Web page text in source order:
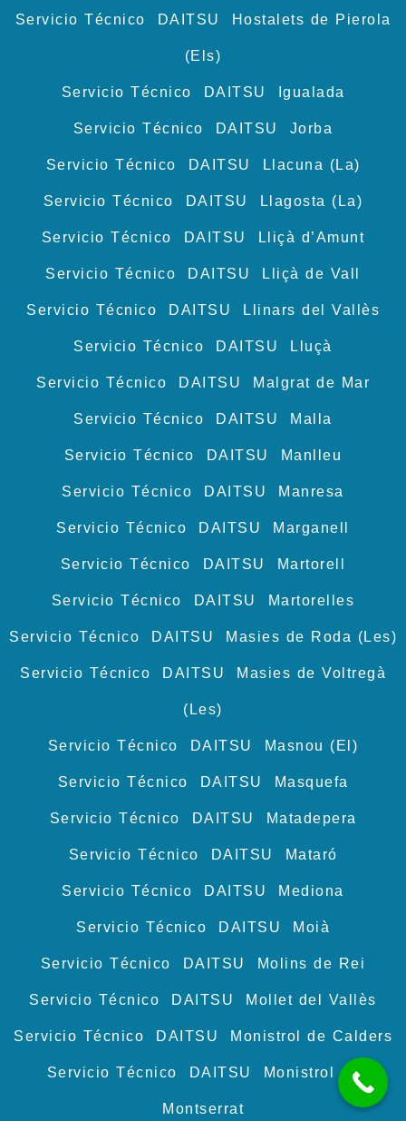
Servicio Técnico DAITSU Hostalets de Pierola
(Els)
Servicio Técnico DAITSU Igualada
Servicio Técnico DAITSU Jorba
Servicio Técnico DAITSU Llacuna (La)
Servicio Técnico DAITSU Llagosta (La)
Servicio Técnico DAITSU Lliçà d’Amunt
Servicio Técnico DAITSU Lliçà de Vall
Servicio Técnico DAITSU Llinars del Vallès
Servicio Técnico DAITSU Lluçà
Servicio Técnico DAITSU Malgrat de Mar
Servicio Técnico DAITSU Malla
Servicio Técnico DAITSU Manlleu
Servicio Técnico DAITSU Manresa
Servicio Técnico DAITSU Marganell
Servicio Técnico DAITSU Martorell
Servicio Técnico DAITSU Martorelles
Servicio Técnico DAITSU Masies de Roda (Les)
Servicio Técnico DAITSU Masies de Voltregà
(Les)
Servicio Técnico DAITSU Masnou (El)
Servicio Técnico DAITSU Masquefa
Servicio Técnico DAITSU Matadepera
Servicio Técnico DAITSU Mataró
Servicio Técnico DAITSU Mediona
Servicio Técnico DAITSU Moià
Servicio Técnico DAITSU Molins de Rei
Servicio Técnico DAITSU Mollet del Vallès
Servicio Técnico DAITSU Monistrol de Calders
Servicio Técnico DAITSU Monistrol de
Montserrat